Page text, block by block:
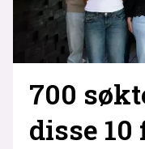
700
disse